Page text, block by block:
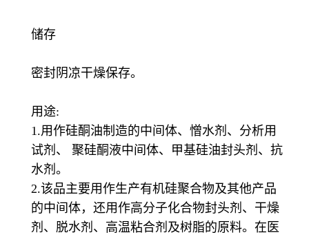
储存
密封阴凉干燥保存。
用途:
1.用作硅酮油制造的中间体、憎水剂、分析用
试剂、 聚硅酮液中间体、甲基硅油封头剂、抗
水剂。
2.该品主要用作生产有机硅聚合物及其他产品
的中间体，还用作高分子化合物封头剂、干燥
剂、脱水剂、高温粘合剂及树脂的原料。在医